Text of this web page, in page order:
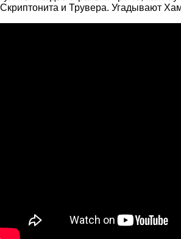
Скриптонита и Трувера. Угадывают